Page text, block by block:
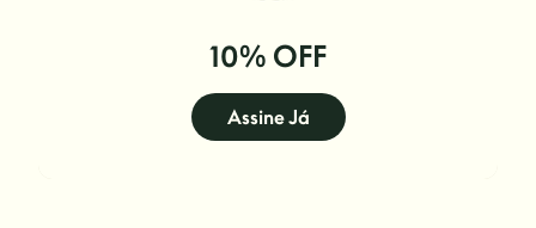
10% OFF
Assine Já